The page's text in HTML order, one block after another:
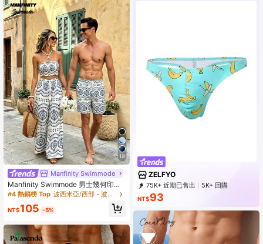
19
Manfinity Swimmode
Manfinity Swimmode 男士幾何印花
抽繩腰休閒沙灘短褲，夏季波希米亞
度假夏威夷熱帶泳褲，情侶約會穿搭
#4 熱銷榜 Top 波西米亞/西部 - 波西米亞風格 男士沙灘短褲
NT$105 -5%
ZELFYO
75K+ 近期已售出
5K+ 回購
2.3K 訂閱
NT$93